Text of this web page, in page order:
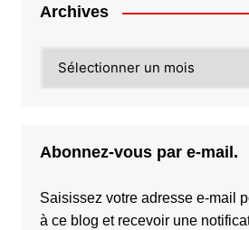
Archives
Abonnez-vous par e-mail.
Saisissez votre adresse e-mail
à ce blog et recevoir une